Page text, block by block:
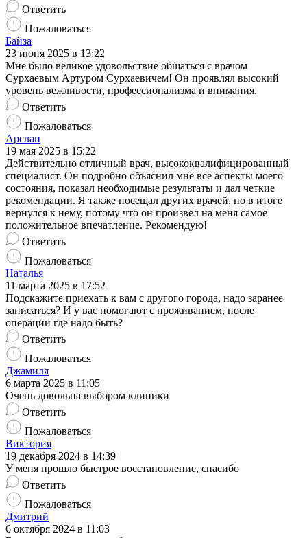
Ответить
Пожаловаться
Байза
23 июня 2025 в 13:22
Мне было великое удовольствие общаться с врачом
Сурхаевым Артуром Сурхаевичем! Он проявлял высокий
уровень вежливости, профессионализма и внимания.
Ответить
Пожаловаться
Арслан
19 мая 2025 в 15:22
Действительно отличный врач, высококвалифицированный
специалист. Он подробно объяснил мне все аспекты моего
состояния, показал необходимые результаты и дал четкие
рекомендации. Я также посещал других врачей, но в итоге
вернулся к нему, потому что он произвел на меня самое
положительное впечатление. Рекомендую!
Ответить
Пожаловаться
Наталья
11 марта 2025 в 17:52
Подскажите приехать к вам с другого города, надо заранее
записаться? И у вас помогают с проживанием, после
операции где надо быть?
Ответить
Пожаловаться
Джамиля
6 марта 2025 в 11:05
Очень довольна выбором клиники
Ответить
Пожаловаться
Виктория
19 декабря 2024 в 14:39
У меня прошло быстрое восстановление, спасибо
Ответить
Пожаловаться
Дмитрий
6 октября 2024 в 11:03